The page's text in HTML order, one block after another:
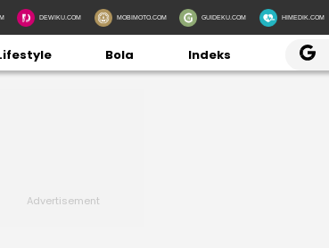
DEWIKU.COM MOBIMOTO.COM GUIDEKU.COM HIMEDIK.COM
Bola Indeks